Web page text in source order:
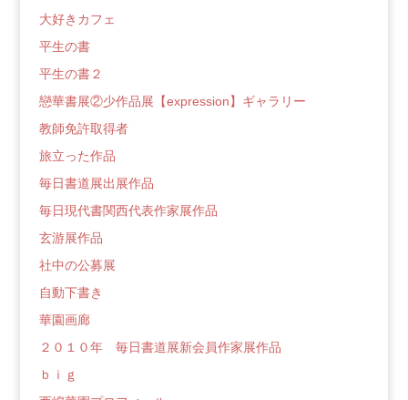
大好きカフェ
平生の書
平生の書２
戀華書展②少作品展【expression】ギャラリー
教師免許取得者
旅立った作品
毎日書道展出展作品
毎日現代書関西代表作家展作品
玄游展作品
社中の公募展
自動下書き
華園画廊
２０１０年 毎日書道展新会員作家展作品
ｂｉｇ